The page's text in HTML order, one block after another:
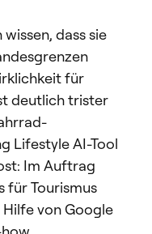
dass sie
für
deutlich trister
Lifestyle AI-Tool
Im Auftrag
für Tourismus
Hilfe von Google